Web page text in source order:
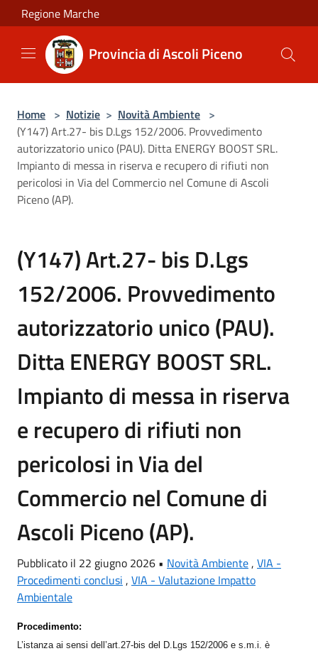
Salta al contenuto principale
Regione Marche
Provincia di Ascoli Piceno
Home > Notizie > Novità Ambiente >
(Y147) Art.27- bis D.Lgs 152/2006. Provvedimento
autorizzatorio unico (PAU). Ditta ENERGY BOOST SRL.
Impianto di messa in riserva e recupero di rifiuti non
pericolosi in Via del Commercio nel Comune di Ascoli
Piceno (AP).
(Y147) Art.27- bis D.Lgs
152/2006. Provvedimento
autorizzatorio unico (PAU).
Ditta ENERGY BOOST SRL.
Impianto di messa in riserva
e recupero di rifiuti non
pericolosi in Via del
Commercio nel Comune di
Ascoli Piceno (AP).
Pubblicato il 22 giugno 2026 • Novità Ambiente, VIA -
Procedimenti conclusi , VIA - Valutazione Impatto
Ambientale
Procedimento:
L’istanza ai sensi dell’art.27-bis del D.Lgs 152/2006 e s.m.i. è